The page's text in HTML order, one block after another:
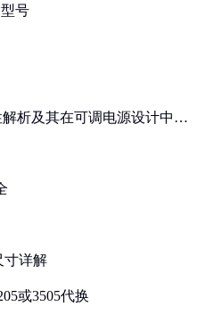
号
析及其在可调电源设计中的
寸详解
或3505代换